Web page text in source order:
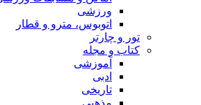
ورزشی
اتوبوس، مترو و قطار
تور و چارتر
کتاب و مجله
آموزشی
ادبی
تاریخی